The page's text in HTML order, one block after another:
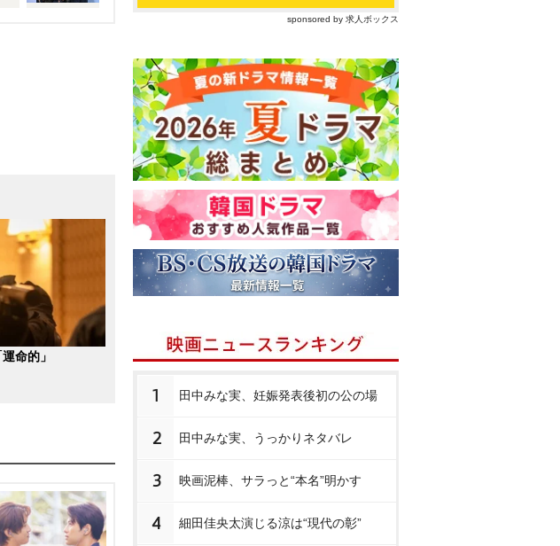
命的」
sponsored by 求人ボックス
1 田中みな実、妊娠発表後初の公の場
2 田中みな実、うっかりネタバレ
3 映画泥棒、サラっと“本名”明かす
4 細田佳央太演じる涼は“現代の彰”